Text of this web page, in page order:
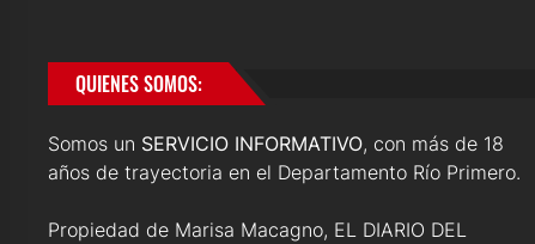
QUIENES SOMOS:
Somos un SERVICIO INFORMATIVO, con más de 18
años de trayectoria en el Departamento Río Primero.
Propiedad de Marisa Macagno, EL DIARIO DEL